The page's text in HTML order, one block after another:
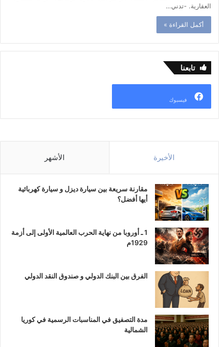
العقارية. -تدني…
أكمل القراءة »
تابعنا
فيسبوك
الأخيرة الأشهر
مقارنة سريعة بين سيارة ديزل و سيارة كهربائية
أيها أفضل؟
1 ـ أوروبا من نهاية الحرب العالمية الأولى إلى أزمة
1929م
الفرق بين البنك الدولي و صندوق النقد الدولي
مدة التصفيق في المناسبات الرسمية في كوريا
الشمالية